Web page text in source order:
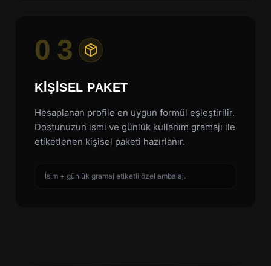
03
KIŞISEL PAKET
Hesaplanan profile en uygun formül eşleştirilir.
Dostunuzun ismi ve günlük kullanım gramajı ile
etiketlenen kişisel paketi hazırlanır.
İsim + günlük gramaj etiketli özel ambalaj.